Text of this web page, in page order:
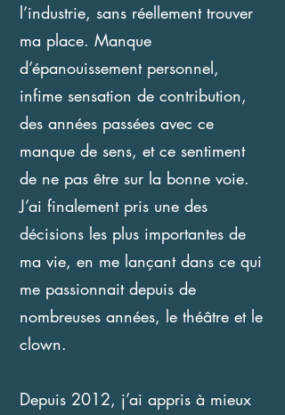
l’industrie, sans réellement trouver
ma place. Manque
d’épanouissement personnel,
infime sensation de contribution,
des années passées avec ce
manque de sens, et ce sentiment
de ne pas être sur la bonne voie.
J’ai finalement pris une des
décisions les plus importantes de
ma vie, en me lançant dans ce qui
me passionnait depuis de
nombreuses années, le théâtre et le
clown.
Depuis 2012, j’ai appris à mieux